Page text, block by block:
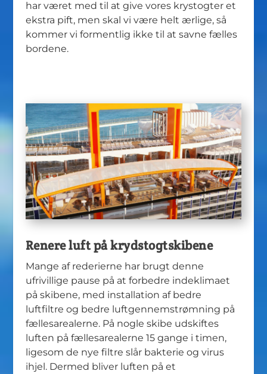
har været med til at give vores krystogter et
ekstra pift, men skal vi være helt ærlige, så
kommer vi formentlig ikke til at savne fælles
bordene.
Renere luft på krydstogtskibene
Mange af rederierne har brugt denne
ufrivillige pause på at forbedre indeklimaet
på skibene, med installation af bedre
luftfiltre og bedre luftgennemstrømning på
fællesarealerne. På nogle skibe udskiftes
luften på fællesarealerne 15 gange i timen,
ligesom de nye filtre slår bakterie og virus
ihjel. Dermed bliver luften på et